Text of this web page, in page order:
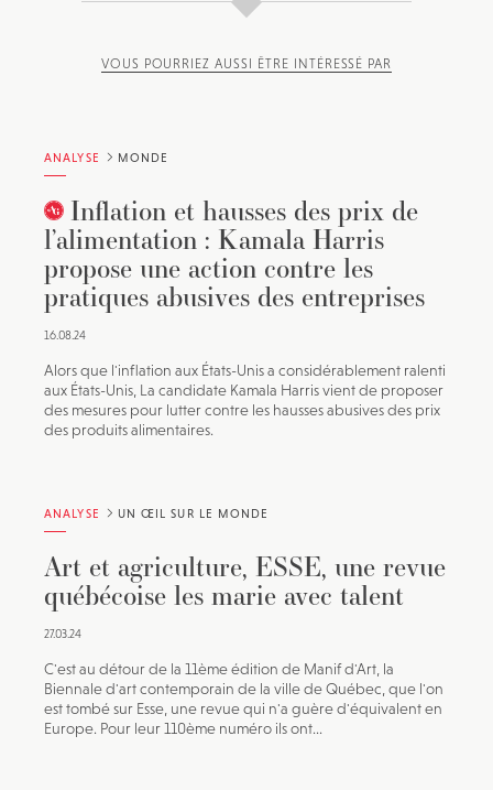
VOUS POURRIEZ AUSSI ÊTRE INTÉRESSÉ PAR
ANALYSE MONDE
Inflation et hausses des prix de
l’alimentation : Kamala Harris
propose une action contre les
pratiques abusives des entreprises
16.08.24
Alors que l'inflation aux États-Unis a considérablement ralenti
aux États-Unis, La candidate Kamala Harris vient de proposer
des mesures pour lutter contre les hausses abusives des prix
des produits alimentaires.
ANALYSE UN ŒIL SUR LE MONDE
Art et agriculture, ESSE, une revue
québécoise les marie avec talent
27.03.24
C'est au détour de la 11ème édition de Manif d'Art, la
Biennale d'art contemporain de la ville de Québec, que l'on
est tombé sur Esse, une revue qui n'a guère d'équivalent en
Europe. Pour leur 110ème numéro ils ont...